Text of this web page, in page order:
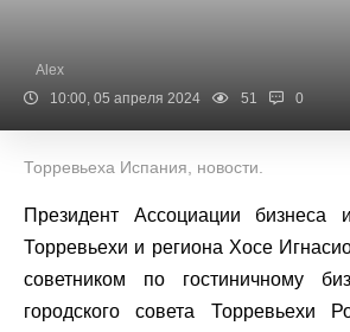
Alex
10:00, 05 апреля 2024
51 0
Торревьеха Испания, новости.
Президент Ассоциации бизнеса
Торревьехи и региона Хосе
советником по гостиничному
городского совета Торревьехи